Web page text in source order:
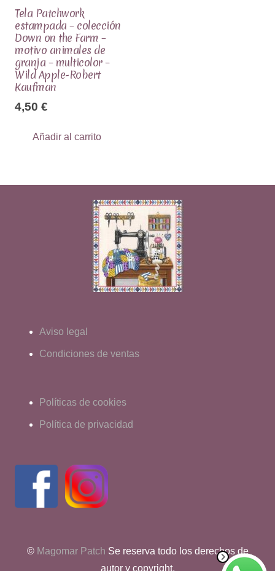
Tela Patchwork
estampada – colección
Down on the Farm –
motivo animales de
granja – multicolor –
Wild Apple-Robert
Kaufman
4,50 €
Añadir al carrito
Aviso legal
Condiciones de ventas
Políticas de cookies
Política de privacidad
© Magomar Patch Se reserva todo los derechos de
autor y copyright.